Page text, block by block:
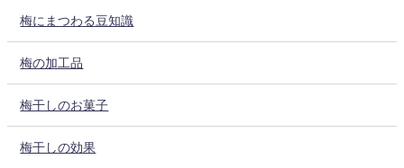
梅にまつわる豆知識
梅の加工品
梅干しのお菓子
梅干しの効果